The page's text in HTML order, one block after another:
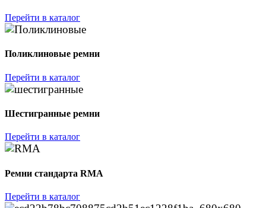
Перейти в каталог
Поликлиновые ремни
Перейти в каталог
Шестигранные ремни
Перейти в каталог
Ремни стандарта RMA
Перейти в каталог